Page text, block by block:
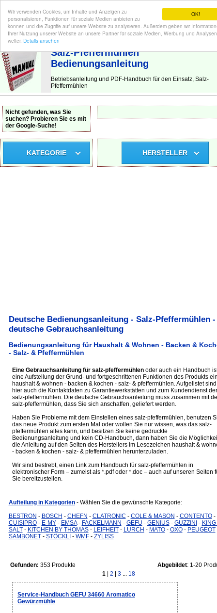
OK!
Wir verwenden Cookies, um Inhalte und Anzeigen zu
personalisieren, Funktionen für soziale Medien anbieten zu
können und die Zugriffe auf unsere Website zu analysieren. Außerdem geben wir
Ihrer Nutzung unserer Website an unsere Partner für soziale Medien, Werbung und Analysen
weiter. Details ansehen
BEDIENUNGSANLEITUNG | Hier finden Sie die deutsche Anleitung!
Salz-Pfeffermühlen
Bedienungsanleitung
Betriebsanleitung und PDF-Handbuch für den Einsatz, Salz-
Pfeffermühlen
Nicht gefunden, was Sie
suchen? Probieren Sie es mit
der Google-Suche!
KATEGORIE HERSTELLER
Deutsche Bedienungsanleitung - Salz-Pfeffermühlen -
deutsche Gebrauchsanleitung
Bedienungsanleitung für Haushalt & Wohnen - Backen &
- Salz- & Pfeffermühlen
Eine Gebrauchsanleitung für salz-pfeffermühlenoder auch ein Handbuch
eine Aufstellung der Grund- und fortgeschrittenen Funktionen des Produkts
haushalt & wohnen - backen & kochen - salz- & pfeffermühlen. Aufgelistet sind
hier auch die Kontaktdaten zu Garantiewerkstätten und zum Kundendienst der
salz-pfeffermühlen. Die deutsche Gebrauchsanleitung muss zusammen mit
salz-pfeffermühlen, dass Sie sich anschaffen, geliefert werden.
Haben Sie Probleme mit dem Einstellen eines salz-pfeffermühlen, benutzen
das neue Produkt zum ersten Mal oder wollen Sie nur wissen, was das salz-
pfeffermühlen alles kann, und besitzen Sie keine gedruckte
Bedienungsanleitung und kein CD-Handbuch, dann haben Sie die
die Anleitung auf den Seiten des Herstellers im Lesezeichen haushalt &
- backen & kochen - salz- & pfeffermühlen herunterzuladen.
Wir sind bestrebt, einen Link zum Handbuch für salz-pfeffermühlen in
elektronischer Form – zumeist als *.pdf oder *.doc – auch auf unseren Seiten
Sie bereitzustellen.
Aufteilung in Kategorien - Wählen Sie die gewünschte Kategorie:
BESTRON - BOSCH - CHEFN - CLATRONIC - COLE & MASON - CONTENTO-
CUISIPRO- E-MY- EMSA- FACKELMANN - GEFU - GENIUS- GUZZINI -
SALT- KITCHEN BY THOMAS- LEIFHEIT- LURCH - MATO- OXO- PEUGEOT
SAMBONET- STÖCKLI - WMF- ZYLISS
Gefunden: 353 Produkte Abgebildet: 1-20
1
2 3... 18
Service-Handbuch GEFU 34660 Aromatico
Gewürzmühle